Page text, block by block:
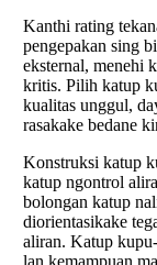
Kanthi rating
pengepakan sing
eksternal, menehi
kritis. Pilih katup
kualitas unggul,
rasakake bedane
Konstruksi katup
katup ngontrol
bolongan katup
diorientasikake
aliran. Katup
lan kemampuan